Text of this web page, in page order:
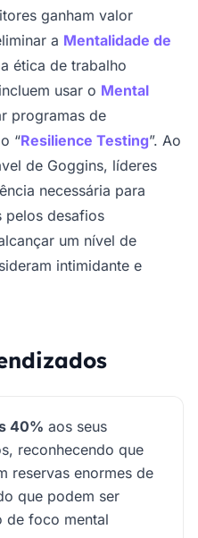
ganham valor
a Mentalidade de
ética de trabalho
usar o Mental
programas de
“Resilience Testing”. Ao
de Goggins, líderes
necessária para
pelos desafios
um nível de
intimidante e
40% aos seus
reconhecendo que
reservas enormes de
que podem ser
de foco mental